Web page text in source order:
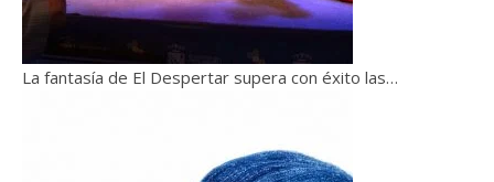
La fantasía de El Despertar supera con éxito las…